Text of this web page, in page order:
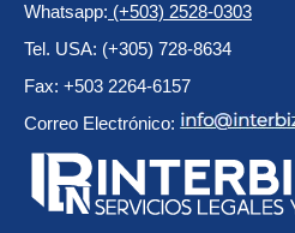
Whatsapp: (+503) 2528-0303
Tel. USA: (+305) 728-8634
Fax: +503 2264-6157
Correo Electrónico: